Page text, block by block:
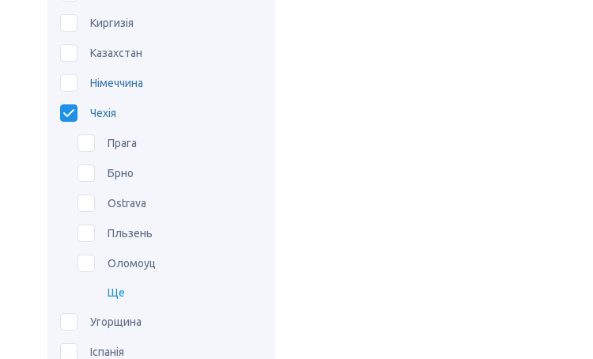
Киргизія
Казахстан
Німеччина
Чехія
Прага
Брно
Ostrava
Пльзень
Оломоуц
Ще
Угорщина
Іспанія